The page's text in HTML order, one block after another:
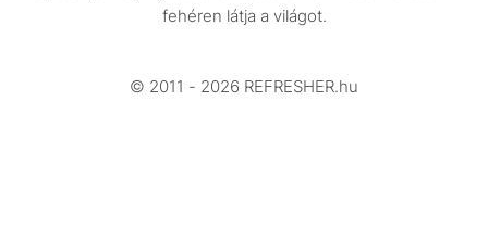
Beszélgetések
Videó
fehéren látja a világot.
© 2011 - 2026 REFRESHER.hu